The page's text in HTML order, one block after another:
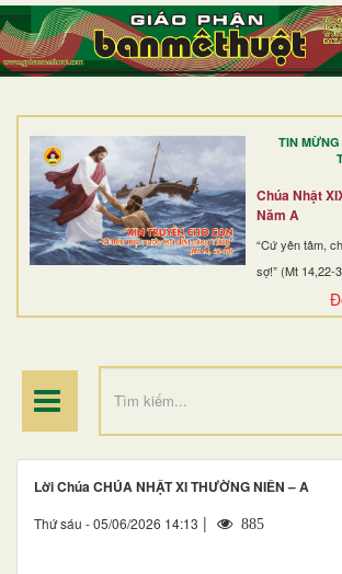
TIN
Chúa Nhật
Năm A
“Cứ yên tâm,
sợ!” (Mt 14,22-
TRANG NHẤT
GIỚI THIỆU
DÒNG TU
BAN MỤC VỤ
ĐOÀN THỂ CG
ĐIỂM HÀNH HƯƠNG
Lời Chúa CHÚA NHẬT XI THƯỜNG NIÊN – A
Thứ sáu - 05/06/2026 14:13 | 885